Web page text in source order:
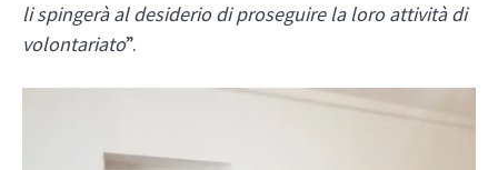
li spingerà al desiderio di proseguire la loro attività di
volontariato”.